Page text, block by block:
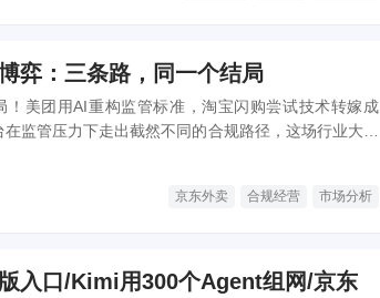
弈：三条路，同一个结局
美团用AI重构监管标准，淘宝闪购尝试技术转嫁成
监管压力下走出截然不同的合规路径，这场行业大洗
京东外卖 合规经营 市场分析
入口/Kimi用300个Agent组网/京东